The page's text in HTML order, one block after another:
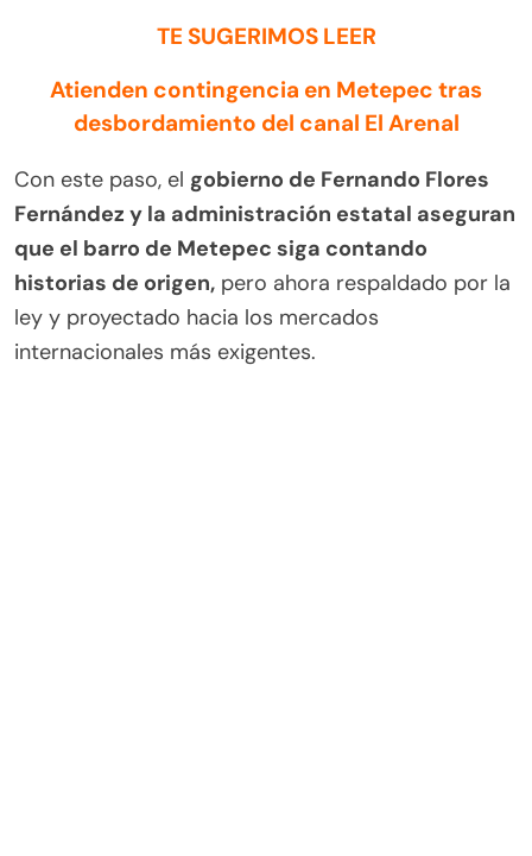
TE SUGERIMOS LEER
Atienden contingencia en Metepec tras
desbordamiento del canal El Arenal
Con este paso, el gobierno de Fernando Flores
Fernández y la administración estatal aseguran
que el barro de Metepec siga contando
historias de origen, pero ahora respaldado por la
ley y proyectado hacia los mercados
internacionales más exigentes.